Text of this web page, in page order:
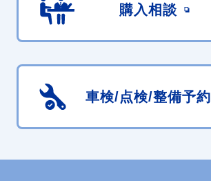
購入相談
車検/点検/整備予約